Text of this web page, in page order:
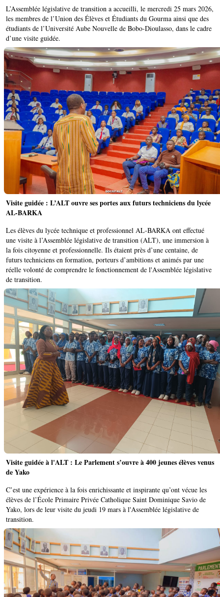
L’Assemblée législative de transition a accueilli, le mercredi 25 mars 2026,
les membres de l’Union des Élèves et Étudiants du Gourma ainsi que des
étudiants de l’Université Aube Nouvelle de Bobo-Dioulasso, dans le cadre
d’une visite guidée.
Visite guidée : L’ALT ouvre ses portes aux futurs techniciens du lycée
AL-BARKA
Les élèves du lycée technique et professionnel AL-BARKA ont effectué
une visite à l’Assemblée législative de transition (ALT), une immersion à
la fois citoyenne et professionnelle. Ils étaient près d’une centaine, de
futurs techniciens en formation, porteurs d’ambitions et animés par une
réelle volonté de comprendre le fonctionnement de l'Assemblée législative
de transition.
Visite guidée à l'ALT : Le Parlement s’ouvre à 400 jeunes élèves venus
de Yako
C’est une expérience à la fois enrichissante et inspirante qu’ont vécue les
élèves de l’École Primaire Privée Catholique Saint Dominique Savio de
Yako, lors de leur visite du jeudi 19 mars à l'Assemblée législative de
transition.